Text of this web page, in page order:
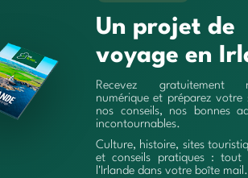
Un projet de
voyage en
Recevez gratuitement
numérique et préparez votre
nos conseils, nos bonnes
incontournables.
Culture, histoire, sites
et conseils pratiques : tout
l'Irlande dans votre boîte mail.